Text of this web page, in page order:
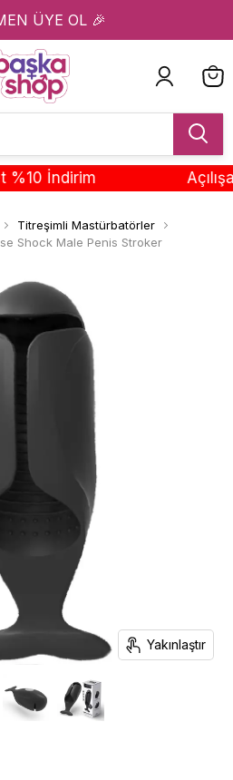
ÜYE OL 🎉
1 2
İndirim Açılışa
Titreşimli Mastürbatörler
Shock Male Penis Stroker
Yakınlaştır